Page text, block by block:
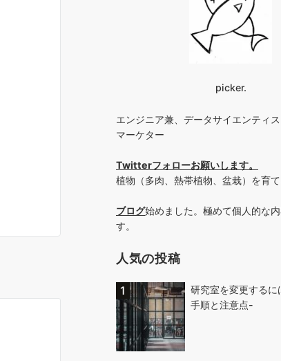
picker.
エンジニア兼、データサイエンティ
マーケター
Twitterフォローお願いします。
植物（多肉、熱帯植物、盆栽）を育て
ブログ始めました。極めて個人的な
す。
人気の投稿
研究室を変更する
手順と注意点-